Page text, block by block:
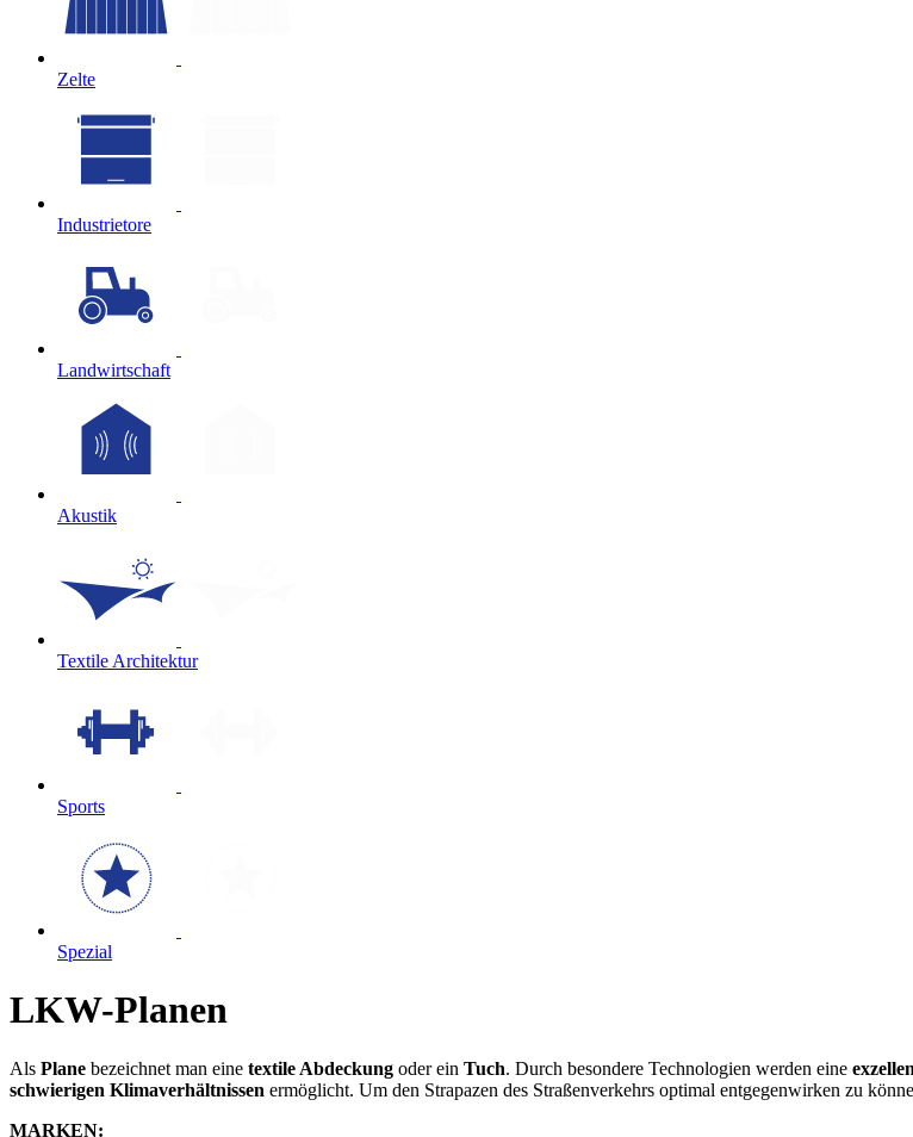
Zelte
Industrietore
Landwirtschaft
Akustik
Textile Architektur
Sports
Spezial
LKW-Planen
Als Plane bezeichnet man eine textile Abdeckung oder ein Tuch. Durch besondere Technologien werden eine
schwierigen Klimaverhältnissen ermöglicht. Um den Strapazen des Straßenverkehrs optimal entgegenwirken zu
MARKEN: